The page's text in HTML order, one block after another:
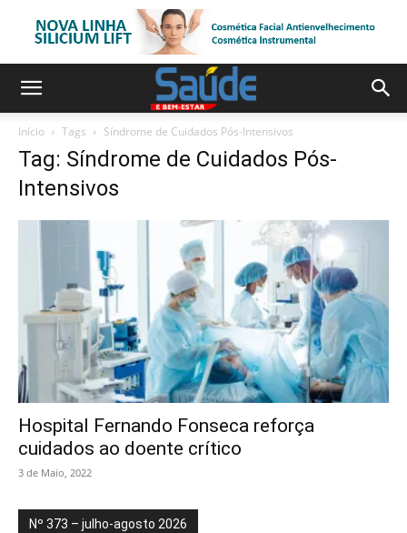
Início Tags Síndrome de Cuidados Pós-Intensivos
Tag: Síndrome de Cuidados Pós-
Intensivos
Hospital Fernando Fonseca reforça
cuidados ao doente crítico
3 de Maio, 2022
Nº 373 – julho-agosto 2026